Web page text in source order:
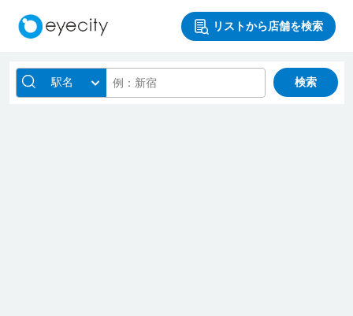
リストから店舗を検索
駅名 検索